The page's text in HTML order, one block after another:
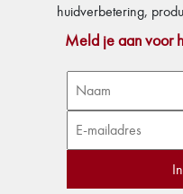
huidverbetering,
Meld je aan voor